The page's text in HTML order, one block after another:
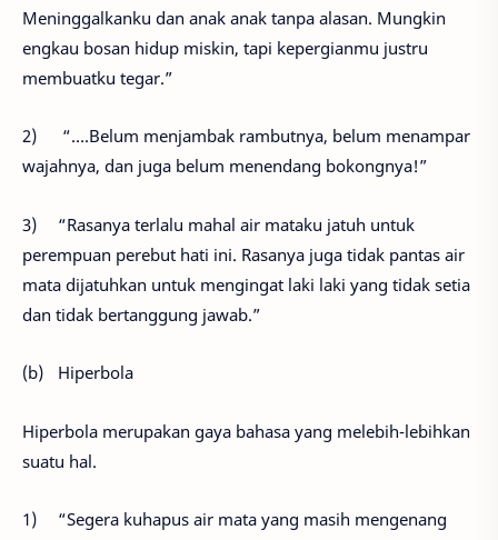
Meninggalkanku dan anak anak tanpa alasan. Mungkin
engkau bosan hidup miskin, tapi kepergianmu justru
membuatku tegar.”
2)
“….Belum menjambak rambutnya, belum menampar
wajahnya, dan juga belum menendang bokongnya!”
3)
“Rasanya terlalu mahal air mataku jatuh untuk
perempuan perebut hati ini. Rasanya juga tidak pantas air
mata dijatuhkan untuk mengingat laki laki yang tidak setia
dan tidak bertanggung jawab.”
(b) Hiperbola
Hiperbola merupakan gaya bahasa yang melebih-lebihkan
suatu hal.
1)
“Segera kuhapus air mata yang masih mengenang